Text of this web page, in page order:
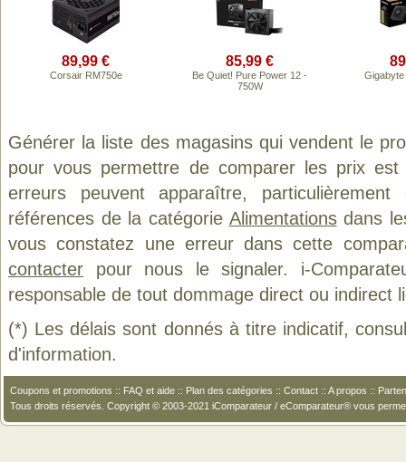
89,99 €
Corsair RM750e
85,99 €
Be Quiet! Pure Power 12 -
750W
Générer la liste des magasins qui vendent le
pour vous permettre de comparer les prix
erreurs peuvent apparaître,
références de la catégorie Alimentationsdans
vous constatez une erreur dans cette
contacter pour nous le signaler. i-
responsable de tout dommage direct ou indirect
(*) Les délais sont donnés à titre indicatif,
d'information.
Coupons et promotions :: FAQ et aide :: Plan des catégories :: Contact :: A propos ::
Tous droits réservés. Copyright © 2003-2021 iComparateur / eComparateur® vous